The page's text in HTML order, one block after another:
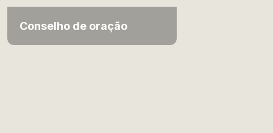
Conselho de oração